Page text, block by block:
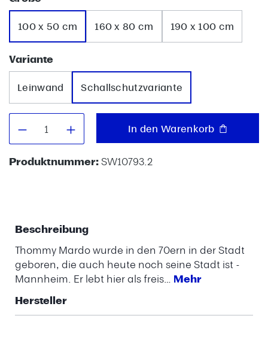
100 x 50 cm 160 x 80 cm 190 x 100 cm
Varianteauswählen
Leinwand Schallschutzvariante
Produkt Anzahl: Gib denIn den Warenkorb
Produktnummer:SW10793.2
Beschreibung
Thommy Mardo wurde in den 70ern in der Stadt
geboren, die auch heute noch seine Stadt ist -
Mannheim. Er lebt hier als freis… Mehr
Hersteller